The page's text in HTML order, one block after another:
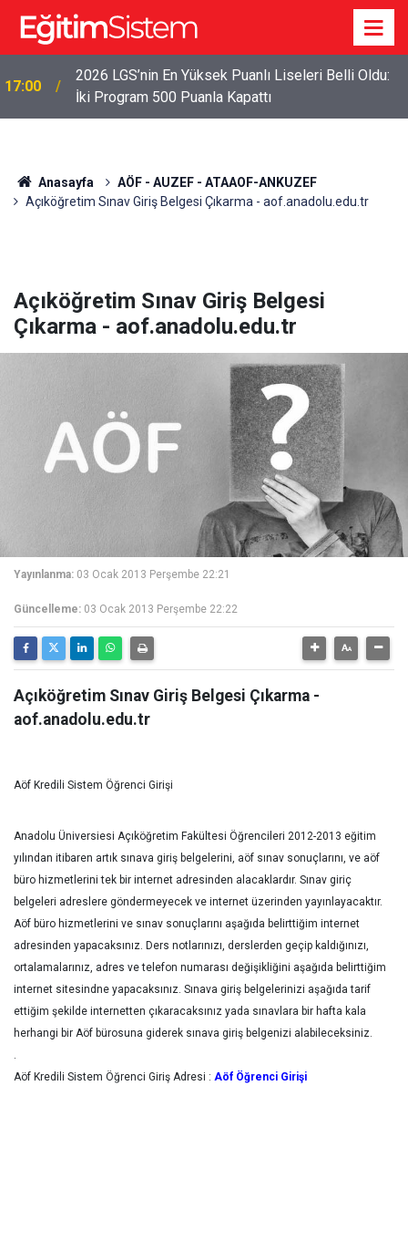
17:00
2026 LGS’nin En Yüksek Puanlı Liseleri Belli Oldu:
İki Program 500 Puanla Kapattı
Anasayfa
AÖF - AUZEF - ATAAOF-ANKUZEF
Açıköğretim Sınav Giriş Belgesi Çıkarma - aof.anadolu.edu.tr
Açıköğretim Sınav Giriş Belgesi
Çıkarma - aof.anadolu.edu.tr
Yayınlanma: 03 Ocak 2013 Perşembe 22:21
Güncelleme: 03 Ocak 2013 Perşembe 22:22
Açıköğretim Sınav Giriş Belgesi Çıkarma -
aof.anadolu.edu.tr
Aöf Kredili Sistem Öğrenci Girişi
Anadolu Üniversiesi Açıköğretim Fakültesi Öğrencileri 2012-2013 eğitim
yılından itibaren artık sınava giriş belgelerini, aöf sınav sonuçlarını, ve aöf
büro hizmetlerini tek bir internet adresinden alacaklardır. Sınav giriç
belgeleri adreslere göndermeyecek ve internet üzerinden yayınlayacaktır.
Aöf büro hizmetlerini ve sınav sonuçlarını aşağıda belirttiğim internet
adresinden yapacaksınız. Ders notlarınızı, derslerden geçip kaldığınızı,
ortalamalarınız, adres ve telefon numarası değişikliğini aşağıda belirttiğim
internet sitesindne yapacaksınız. Sınava giriş belgelerinizi aşağıda tarif
ettiğim şekilde internetten çıkaracaksınız yada sınavlara bir hafta kala
herhangi bir Aöf bürosuna giderek sınava giriş belgenizi alabileceksiniz.
.
Aöf Kredili Sistem Öğrenci Giriş Adresi : Aöf Öğrenci Girişi